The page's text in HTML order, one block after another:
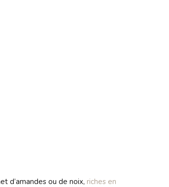
d’amandes ou de noix, riches en